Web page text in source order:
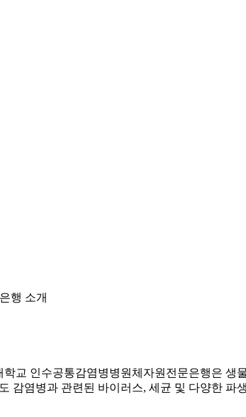
행 소개
교 인수공통감염병병원체자원전문은행은
감염병과 관련된 바이러스, 세균 및 다양한 파